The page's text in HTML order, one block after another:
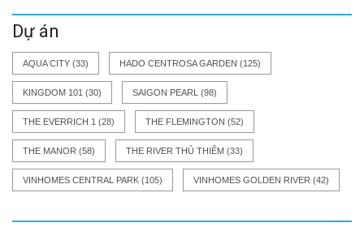
Dự án
AQUA CITY (33) HADO CENTROSA GARDEN (125)
KINGDOM 101 (30) SAIGON PEARL (98)
THE EVERRICH 1 (28) THE FLEMINGTON (52)
THE MANOR (58) THE RIVER THỦ THIÊM (33)
VINHOMES CENTRAL PARK (105) VINHOMES GOLDEN RIVER (42)